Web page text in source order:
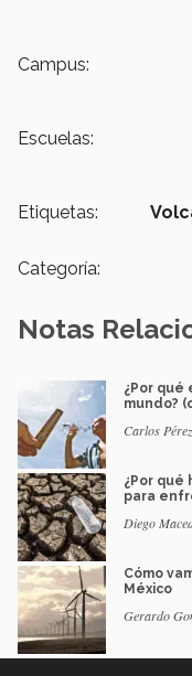
Campus:
Escuelas:
Etiquetas:
Categoría:
Notas
¿Por
mundo?
Carlos Pérez
¿Por qué
para
Diego
Cómo
México
Gerardo